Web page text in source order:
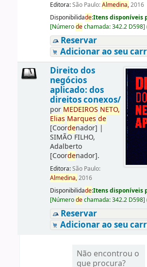
Editora:São Paulo:Almedina,2016
Disponibilidade:Itens disponíveis
[Númerodechamada:342.2 D598]
Reservar
Adicionar ao seu
Direito dos
negócios
aplicado: dos
direitos conexos/
por MEDEIROS NETO,
Elias Marques de
[Coordenador] |
SIMÃO FILHO,
Adalberto
[Coordenador].
Editora:São Paulo:
Almedina,2016
Disponibilidade:Itens disponíveis
[Númerodechamada:342.2 D598]
Reservar
Adicionar ao seu
Não encontrou o
que procura?